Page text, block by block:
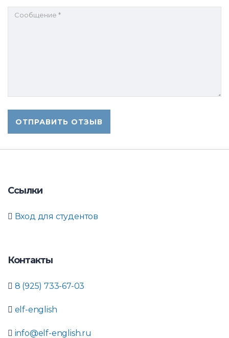
Ссылки
Вход для студентов
Контакты
8 (925) 733-67-03
elf-english
info@elf-english.ru